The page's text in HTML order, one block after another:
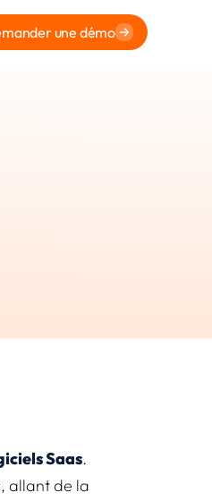
une démo
Saas.
allant de la